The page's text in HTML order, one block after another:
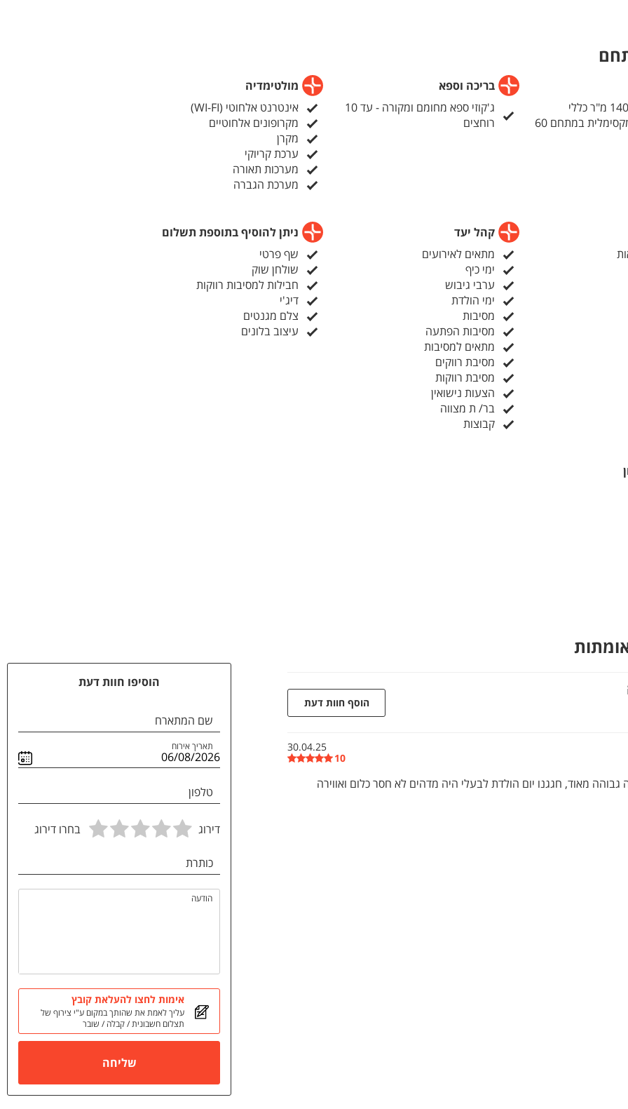
ושריינו תאריך לאירוע שלכם.
איש - תקבלו דיג'יי מתנה
מחבילות מסיבות באמצע שבוע (לא כולל חגים ואת חודשי הקיץ)
במתחם 60
בריכה וספא
ג'קוזי ספא מחומם ומקורה - עד 10
רוחצים
מולטימדיה
אינטרנט אלחוטי (WI-FI)
מקרופונים אלחוטיים
מקרן
ערכת קריוקי
מערכות תאורה
מערכת הגברה
קהל יעד
מתאים לאירועים
ימי כיף
ערבי גיבוש
ימי הולדת
מסיבות
מסיבות הפתעה
מתאים למסיבות
מסיבת רווקים
מסיבת רווקות
הצעות נישואין
בר/ ת מצווה
קבוצות
ניתן להוסיף בתוספת תשלום
שף פרטי
שולחן שוק
חבילות למסיבות רווקות
דיג'י
צלם מגנטים
עיצוב בלונים
הוסף חוות דעת
30.04.25
10
מאוד, חגגנו יום הולדת לבעלי היה מדהים לא חסר כלום ואווירה
הוסיפו חוות דעת
שם המתארח
תאריך אירוח
טלפון
דירוג בחרו דירוג
כותרת
הודעה
אימות לחצו להעלאת קובץ
עליך לאמת את שהותך במקום ע"י צירוף של
תצלום חשבונית / קבלה / שובר
שליחה